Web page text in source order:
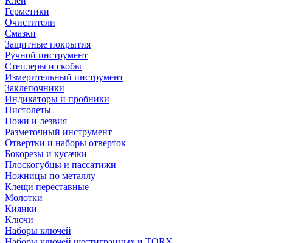
Герметики
Очистители
Смазки
Защитные покрытия
Ручной инструмент
Степлеры и скобы
Измерительный инструмент
Заклепочники
Индикаторы и пробники
Пистолеты
Ножи и лезвия
Разметочный инструмент
Отвертки и наборы отверток
Бокорезы и кусачки
Плоскогубцы и пассатижи
Ножницы по металлу
Клещи переставные
Молотки
Киянки
Ключи
Наборы ключей